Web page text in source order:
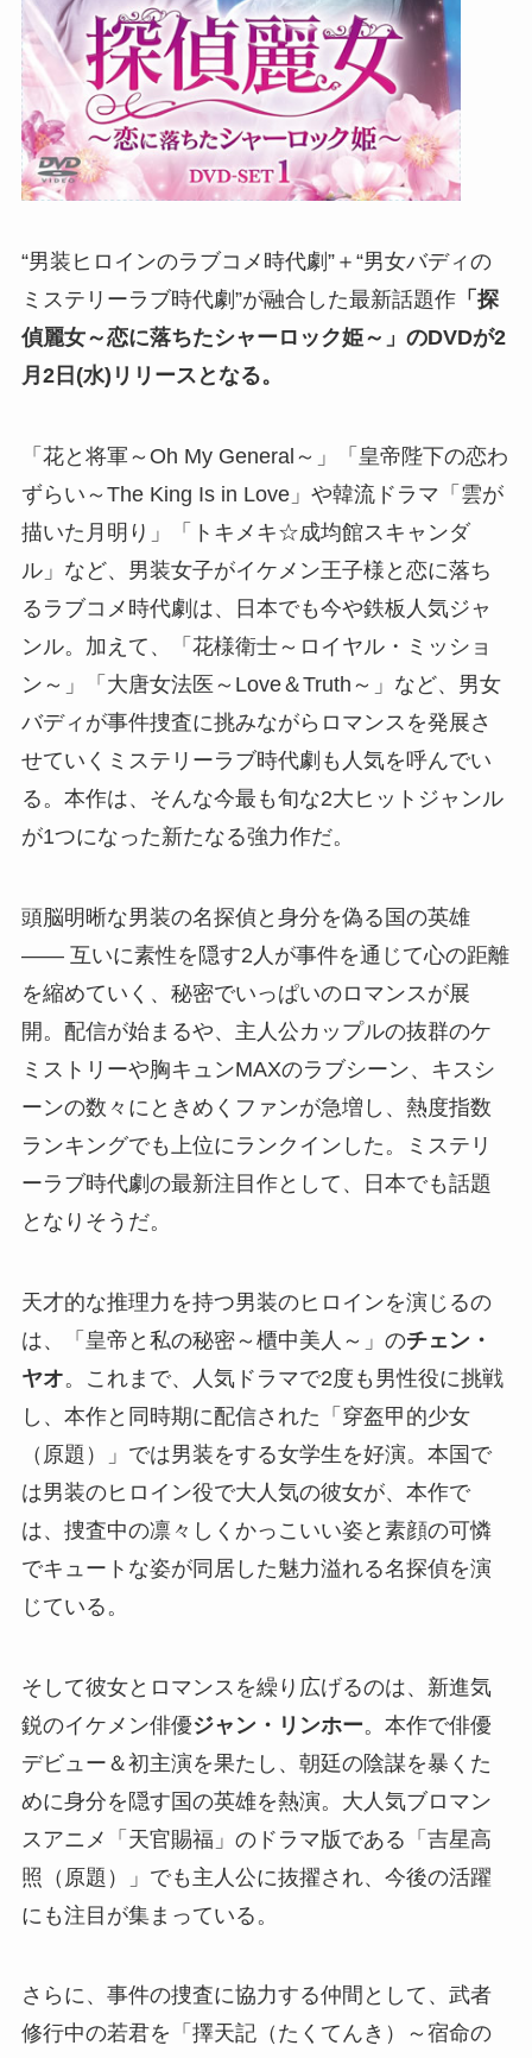
“男装ヒロインのラブコメ時代劇”＋“男女バディの
ミステリーラブ時代劇”が融合した最新話題作「探
偵麗女～恋に落ちたシャーロック姫～」のDVDが2
月2日(水)リリースとなる。
「花と将軍～Oh My General～」「皇帝陛下の恋わ
ずらい～The King Is in Love」や韓流ドラマ「雲が
描いた月明り」「トキメキ☆成均館スキャンダ
ル」など、男装女子がイケメン王子様と恋に落ち
るラブコメ時代劇は、日本でも今や鉄板人気ジャ
ンル。加えて、「花様衛士～ロイヤル・ミッショ
ン～」「大唐女法医～Love＆Truth～」など、男女
バディが事件捜査に挑みながらロマンスを発展さ
せていくミステリーラブ時代劇も人気を呼んでい
る。本作は、そんな今最も旬な2大ヒットジャンル
が1つになった新たなる強力作だ。
頭脳明晰な男装の名探偵と身分を偽る国の英雄
―― 互いに素性を隠す2人が事件を通じて心の距離
を縮めていく、秘密でいっぱいのロマンスが展
開。配信が始まるや、主人公カップルの抜群のケ
ミストリーや胸キュンMAXのラブシーン、キスシ
ーンの数々にときめくファンが急増し、熱度指数
ランキングでも上位にランクインした。ミステリ
ーラブ時代劇の最新注目作として、日本でも話題
となりそうだ。
天才的な推理力を持つ男装のヒロインを演じるの
は、「皇帝と私の秘密～櫃中美人～」のチェン・
ヤオ。これまで、人気ドラマで2度も男性役に挑戦
し、本作と同時期に配信された「穿盔甲的少女
（原題）」では男装をする女学生を好演。本国で
は男装のヒロイン役で大人気の彼女が、本作で
は、捜査中の凛々しくかっこいい姿と素顔の可憐
でキュートな姿が同居した魅力溢れる名探偵を演
じている。
そして彼女とロマンスを繰り広げるのは、新進気
鋭のイケメン俳優ジャン・リンホー。本作で俳優
デビュー＆初主演を果たし、朝廷の陰謀を暴くた
めに身分を隠す国の英雄を熱演。大人気ブロマン
スアニメ「天官賜福」のドラマ版である「吉星高
照（原題）」でも主人公に抜擢され、今後の活躍
にも注目が集まっている。
さらに、事件の捜査に協力する仲間として、武者
修行中の若君を「擇天記（たくてんき）～宿命の